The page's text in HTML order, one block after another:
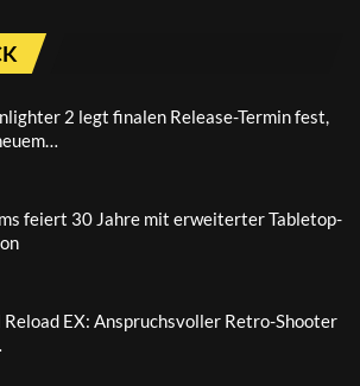
2 legt finalen Release-Termin fest,
feiert 30 Jahre mit erweiterter Tabletop-
EX: Anspruchsvoller Retro-Shooter